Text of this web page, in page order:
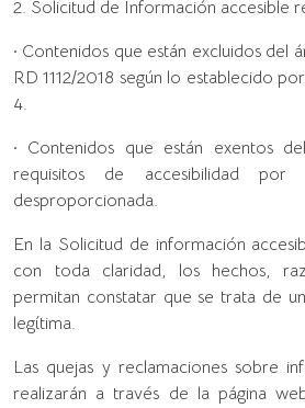
2. Solicitud de Información accesible
· Contenidos que están excluidos del
RD 1112/2018 según lo establecido
4.
· Contenidos que están exentos
requisitos de accesibilidad por
desproporcionada.
En la Solicitud de información
con toda claridad, los hechos,
permitan constatar que se trata de
legítima.
Las quejas y reclamaciones sobre
realizarán a través de la página